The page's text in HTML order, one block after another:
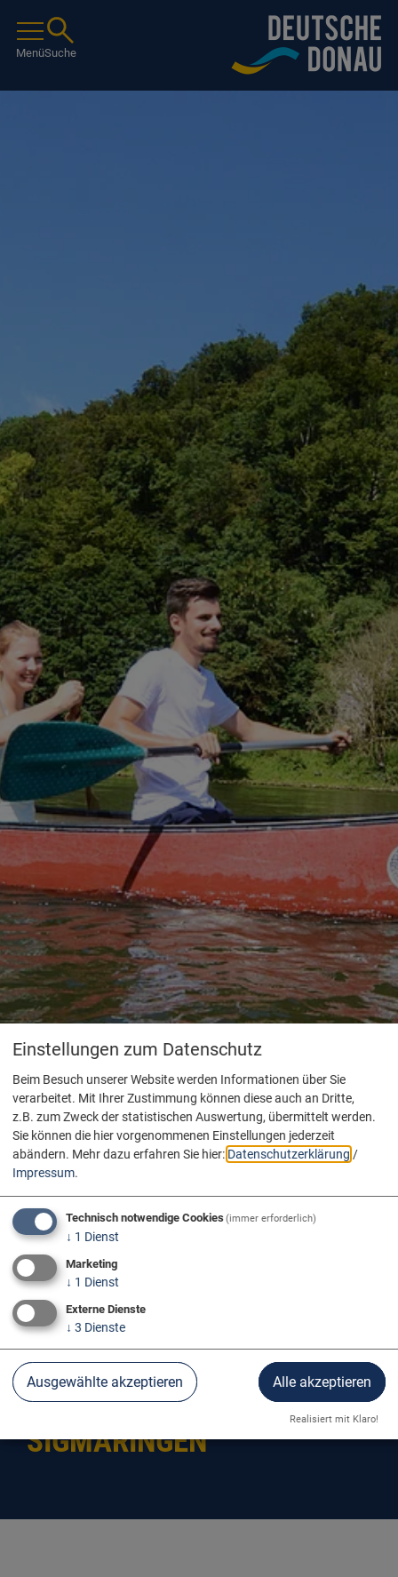
MenüSuche
BOOTSHAUS
SIGMARINGEN
Einstellungen zum Datenschutz
Beim Besuch unserer Website werden Informationen über Sie
verarbeitet. Mit Ihrer Zustimmung können diese auch an Dritte,
z.B. zum Zweck der statistischen Auswertung, übermittelt werden.
Sie können die hier vorgenommenen Einstellungen jederzeit
abändern. Mehr dazu erfahren Sie hier: Datenschutzerklärung /
Impressum.
Technisch notwendige Cookies(immer erforderlich)
↓ 1 Dienst
Marketing
↓ 1 Dienst
Externe Dienste
↓ 3 Dienste
Ausgewählte akzeptieren Alle akzeptieren
Realisiert mit Klaro!